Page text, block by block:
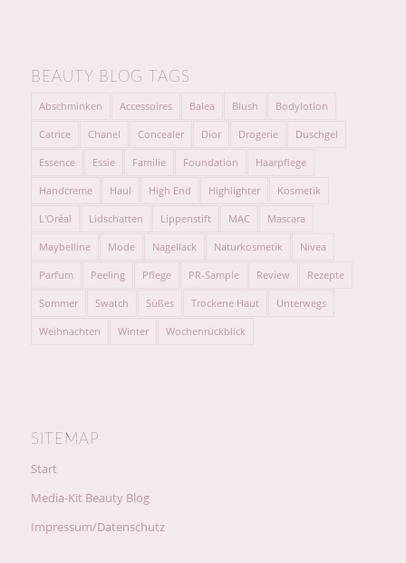
BEAUTY BLOG TAGS
Abschminken Accessoires Balea Blush Bodylotion
Catrice Chanel Concealer Dior Drogerie Duschgel
Essence Essie Familie Foundation Haarpflege
Handcreme Haul High End Highlighter Kosmetik
L'Oréal Lidschatten Lippenstift MAC Mascara
Maybelline Mode Nagellack Naturkosmetik Nivea
Parfum Peeling Pflege PR-Sample Review Rezepte
Sommer Swatch Süßes Trockene Haut Unterwegs
Weihnachten Winter Wochenrückblick
SITEMAP
Start
Media-Kit Beauty Blog
Impressum/Datenschutz